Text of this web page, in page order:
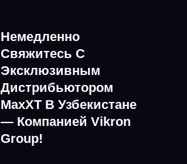
Немедленно
Свяжитесь С
Эксклюзивным
Дистрибьютором
MaxXT В Узбекистане
— Компанией Vikron
Group!